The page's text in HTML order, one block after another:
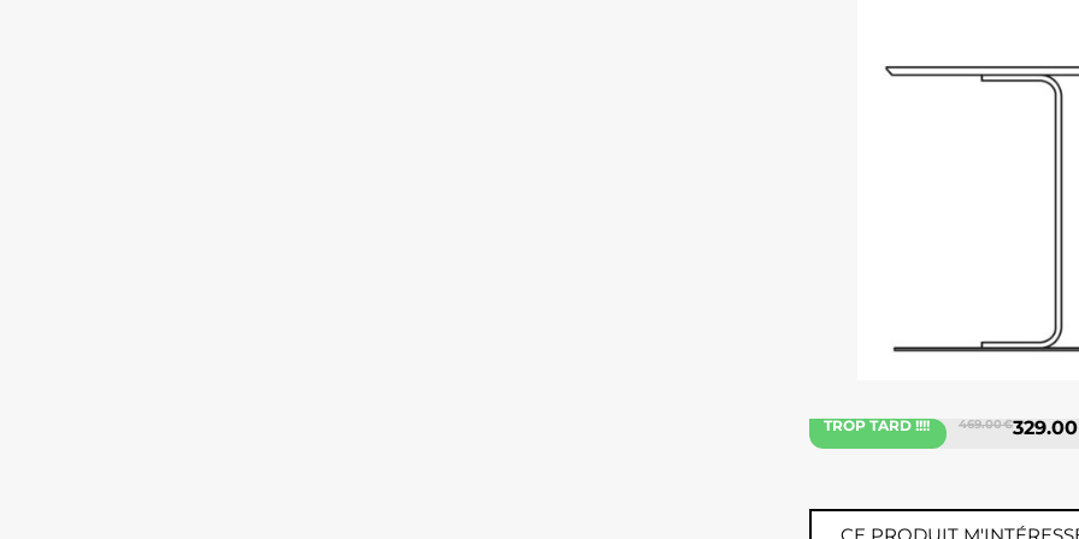
TROP TARD !!!! 469.00 €